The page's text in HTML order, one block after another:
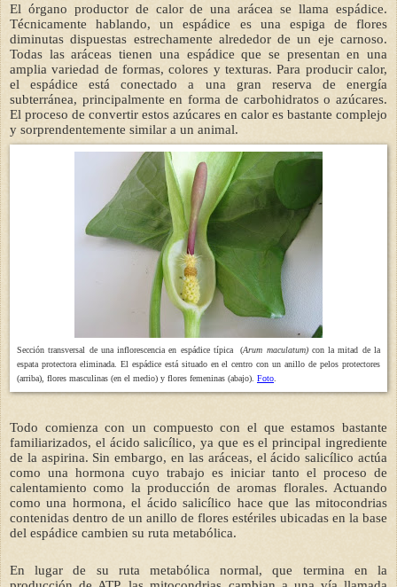
El órgano productor de calor de una arácea se llama espádice.
Técnicamente hablando, un espádice es una espiga de flores
diminutas dispuestas estrechamente alrededor de un eje carnoso.
Todas las aráceas tienen una espádice que se presentan en una
amplia variedad de formas, colores y texturas. Para producir calor,
el espádice está conectado a una gran reserva de energía
subterránea, principalmente en forma de carbohidratos o azúcares.
El proceso de convertir estos azúcares en calor es bastante complejo
y sorprendentemente similar a un animal.
Sección transversal de una inflorescencia en espádice típica (Arum maculatum) con la mitad de la
espata protectora eliminada. El espádice está situado en el centro con un anillo de pelos protectores
(arriba), flores masculinas (en el medio) y flores femeninas (abajo). Foto
Todo comienza con un compuesto con el que estamos bastante
familiarizados, el ácido salicílico, ya que es el principal ingrediente
de la aspirina. Sin embargo, en las aráceas, el ácido salicílico actúa
como una hormona cuyo trabajo es iniciar tanto el proceso de
calentamiento como la producción de aromas florales. Actuando
como una hormona, el ácido salicílico hace que las mitocondrias
contenidas dentro de un anillo de flores estériles ubicadas en la base
del espádice cambien su ruta metabólica.
En lugar de su ruta metabólica normal, que termina en la